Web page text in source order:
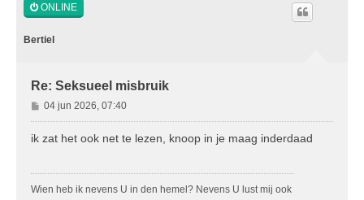
ONLINE
Bertiel
Re: Seksueel misbruik
B
e
h
t
04 jun 2026, 07:40
ik zat het ook net te lezen, knoop in je maag inderdaad
Wien heb ik nevens U in den hemel? Nevens U lust mij ook